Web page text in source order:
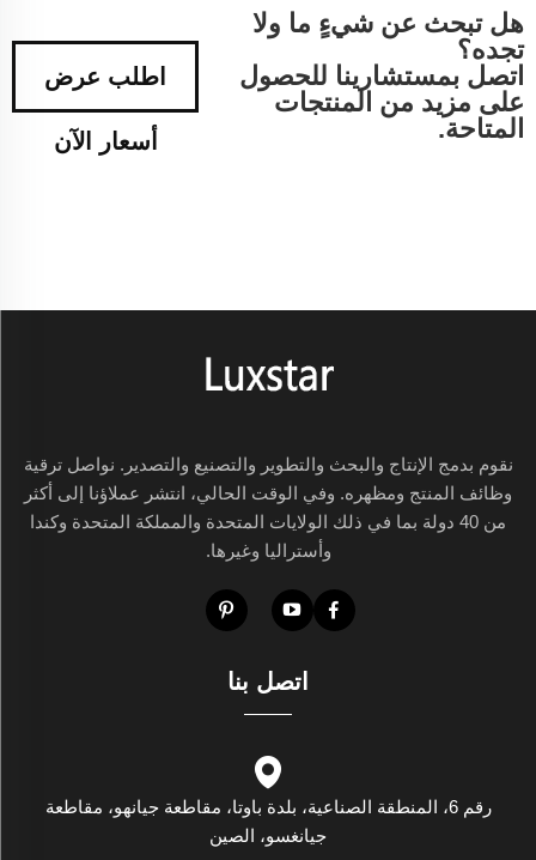
هل تبحث عن شيءٍ ما ولا
تجده؟
اتصل بمستشارينا للحصول
على مزيد من المنتجات
المتاحة.
اطلب عرض
أسعار الآن
نقوم بدمج الإنتاج والبحث والتطوير والتصنيع والتصدير. نواصل ترقية
وظائف المنتج ومظهره. وفي الوقت الحالي، انتشر عملاؤنا إلى أكثر
من 40 دولة بما في ذلك الولايات المتحدة والمملكة المتحدة وكندا
وأستراليا وغيرها.
اتصل بنا
رقم 6، المنطقة الصناعية، بلدة باوتا، مقاطعة جيانهو، مقاطعة
جيانغسو، الصين